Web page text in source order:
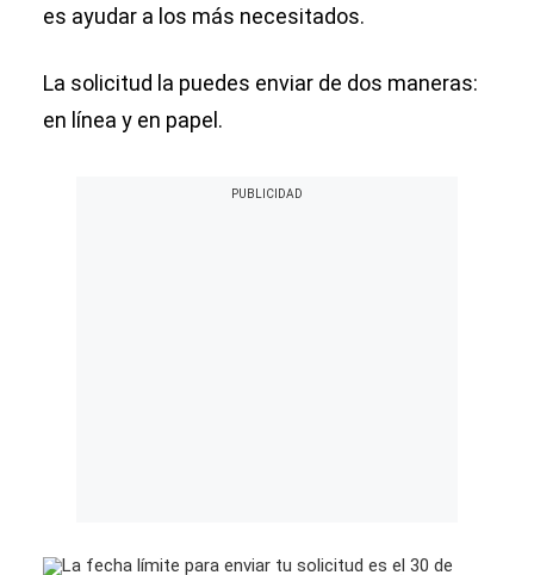
es ayudar a los más necesitados.
La solicitud la puedes enviar de dos maneras:
en línea y en papel.